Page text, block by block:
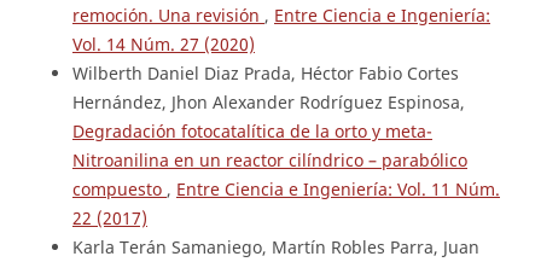
remoción. Una revisión , Entre Ciencia e Ingeniería:
Vol. 14 Núm. 27 (2020)
Wilberth Daniel Diaz Prada, Héctor Fabio Cortes
Hernández, Jhon Alexander Rodríguez Espinosa,
Degradación fotocatalítica de la orto y meta-
Nitroanilina en un reactor cilíndrico – parabólico
compuesto , Entre Ciencia e Ingeniería: Vol. 11 Núm.
22 (2017)
Karla Terán Samaniego, Martín Robles Parra, Juan